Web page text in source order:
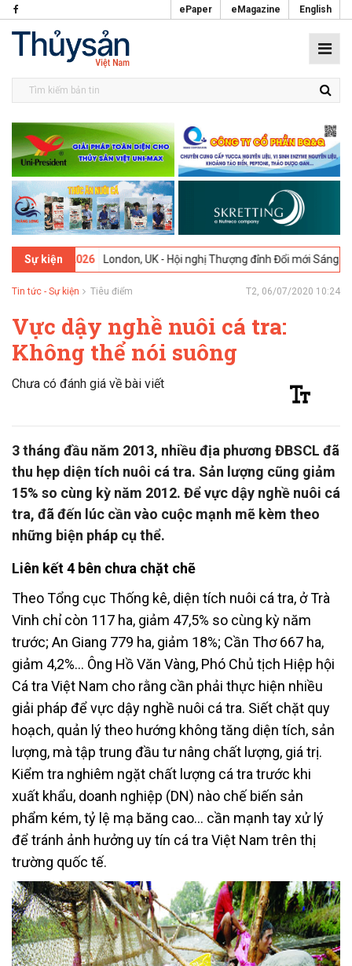
ePaper eMagazine English
Sự kiện
02-2026 London, UK - Hội nghị Thượng đỉnh Đổi mới Sáng tạo
Tin tức - Sự kiện Tiêu điểm T2, 06/07/2020 10:24
Vực dậy nghề nuôi cá tra:
Không thể nói suông
Chưa có đánh giá về bài viết
3 tháng đầu năm 2013, nhiều địa phương ĐBSCL đã
thu hẹp diện tích nuôi cá tra. Sản lượng cũng giảm
15% so cùng kỳ năm 2012. Để vực dậy nghề nuôi cá
tra, đã đến lúc cần vào cuộc mạnh mẽ kèm theo
những biện pháp cụ thể.
Liên kết 4 bên chưa chặt chẽ
Theo Tổng cục Thống kê, diện tích nuôi cá tra, ở Trà
Vinh chỉ còn 117 ha, giảm 47,5% so cùng kỳ năm
trước; An Giang 779 ha, giảm 18%; Cần Thơ 667 ha,
giảm 4,2%… Ông Hồ Văn Vàng, Phó Chủ tịch Hiệp hội
Cá tra Việt Nam cho rằng cần phải thực hiện nhiều
giải pháp để vực dậy nghề nuôi cá tra. Siết chặt quy
hoạch, quản lý theo hướng không tăng diện tích, sản
lượng, mà tập trung đầu tư nâng chất lượng, giá trị.
Kiểm tra nghiêm ngặt chất lượng cá tra trước khi
xuất khẩu, doanh nghiệp (DN) nào chế biến sản
phẩm kém, tỷ lệ mạ băng cao… cần mạnh tay xử lý
để tránh ảnh hưởng uy tín cá tra Việt Nam trên thị
trường quốc tế.